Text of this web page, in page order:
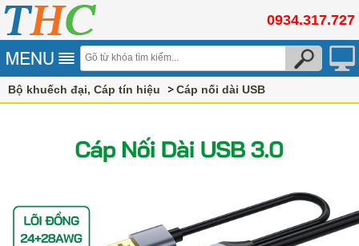
0934.317.727
Bộ khuếch đại, Cáp tín hiệu Cáp nối dài USB